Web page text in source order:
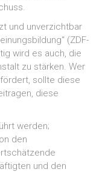
und unverzichtbar
(ZDF-
wird es auch, die
zu stärken. Wer
sollte diese
diese
werden;
den
und den